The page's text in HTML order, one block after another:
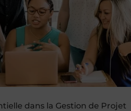
dans la Gestion de Projet